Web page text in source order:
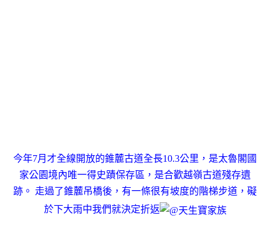
今年7月才全線開放的錐麓古道全長10.3公里，是太魯閣國
家公園境內唯一得史蹟保存區，是合歡越嶺古道殘存遺
跡。 走過了錐麓吊橋後，有一條很有坡度的階梯步道，礙
於下大雨中我們就決定折返